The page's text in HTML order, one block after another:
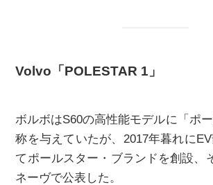
Volvo「POLESTAR 1 」
ボルボはS60の高性能モデルに「ポ
称を与えていたが、2017年暮れに
てポールスター・ブランドを創設、
ネーヴで公表した。